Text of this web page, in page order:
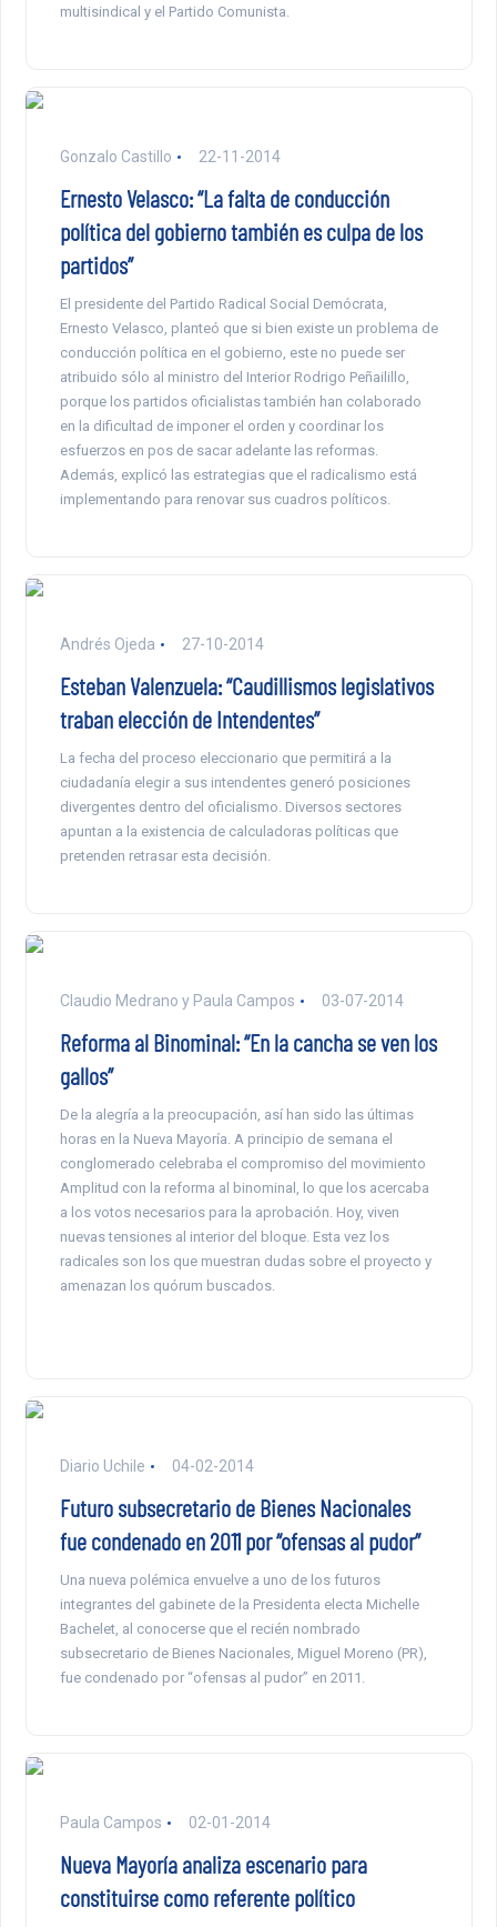
multisindical y el Partido Comunista.
Gonzalo Castillo 22-11-2014
Ernesto Velasco: “La falta de conducción
política del gobierno también es culpa de los
partidos”
El presidente del Partido Radical Social Demócrata,
Ernesto Velasco, planteó que si bien existe un problema de
conducción política en el gobierno, este no puede ser
atribuido sólo al ministro del Interior Rodrigo Peñailillo,
porque los partidos oficialistas también han colaborado
en la dificultad de imponer el orden y coordinar los
esfuerzos en pos de sacar adelante las reformas.
Además, explicó las estrategias que el radicalismo está
implementando para renovar sus cuadros políticos.
Andrés Ojeda 27-10-2014
Esteban Valenzuela: “Caudillismos legislativos
traban elección de Intendentes”
La fecha del proceso eleccionario que permitirá a la
ciudadanía elegir a sus intendentes generó posiciones
divergentes dentro del oficialismo. Diversos sectores
apuntan a la existencia de calculadoras políticas que
pretenden retrasar esta decisión.
Claudio Medrano y Paula Campos 03-07-2014
Reforma al Binominal: “En la cancha se ven los
gallos”
De la alegría a la preocupación, así han sido las últimas
horas en la Nueva Mayoría. A principio de semana el
conglomerado celebraba el compromiso del movimiento
Amplitud con la reforma al binominal, lo que los acercaba
a los votos necesarios para la aprobación. Hoy, viven
nuevas tensiones al interior del bloque. Esta vez los
radicales son los que muestran dudas sobre el proyecto y
amenazan los quórum buscados.
Diario Uchile 04-02-2014
Futuro subsecretario de Bienes Nacionales
fue condenado en 2011 por “ofensas al pudor”
Una nueva polémica envuelve a uno de los futuros
integrantes del gabinete de la Presidenta electa Michelle
Bachelet, al conocerse que el recién nombrado
subsecretario de Bienes Nacionales, Miguel Moreno (PR),
fue condenado por “ofensas al pudor” en 2011.
Paula Campos 02-01-2014
Nueva Mayoría analiza escenario para
constituirse como referente político